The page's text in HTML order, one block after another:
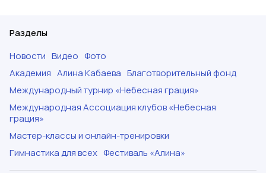
Разделы
Новости Видео Фото
Академия Алина Кабаева Благотворительный фонд
Международный турнир «Небесная грация»
Международная Ассоциация клубов «Небесная
грация»
Мастер-классы и онлайн-тренировки
Гимнастика для всех Фестиваль «Алина»